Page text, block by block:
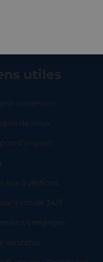
utiles
partenaire
de nous
d’impact
aux questions
virtuel 24/7
engagés
de status